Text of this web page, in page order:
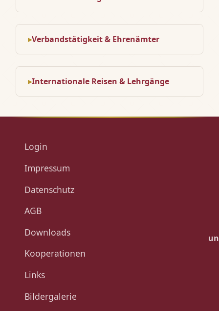
Verbandstätigkeit & Ehrenämter
Internationale Reisen & Lehrgänge
Login
Impressum
Datenschutz
AGB
Downloads
Kooperationen
Links
Bildergalerie